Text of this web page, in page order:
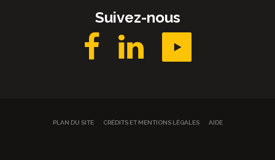
Suivez-nous
PLAN DU SITE CRÉDITS ET MENTIONS LÉGALES AIDE